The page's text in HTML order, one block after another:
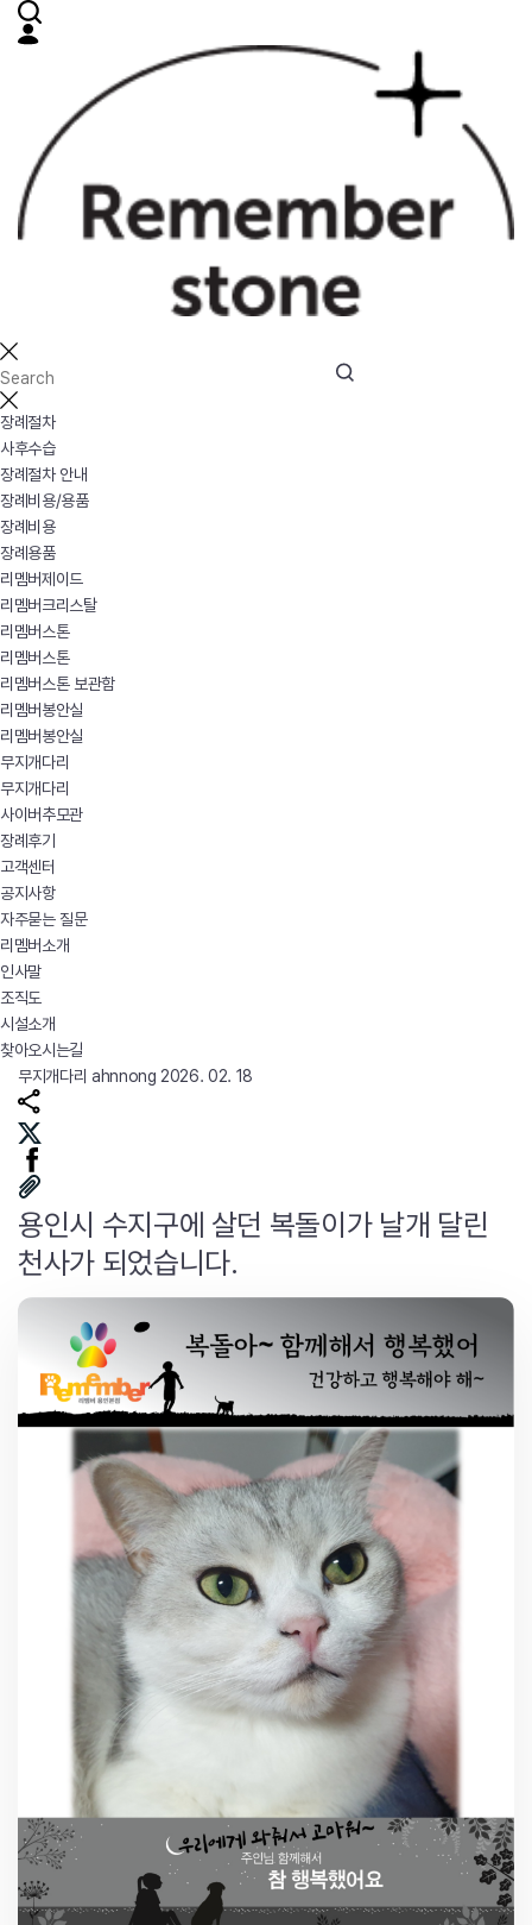
장례절차
사후수습
장례절차 안내
장례비용/용품
장례비용
장례용품
리멤버제이드
리멤버크리스탈
리멤버스톤
리멤버스톤
리멤버스톤 보관함
리멤버봉안실
리멤버봉안실
무지개다리
무지개다리
사이버추모관
장례후기
고객센터
공지사항
자주묻는 질문
리멤버소개
인사말
조직도
시설소개
찾아오시는길
무지개다리 ahnnong 2026. 02. 18
용인시 수지구에 살던 복돌이가 날개 달린
천사가 되었습니다.